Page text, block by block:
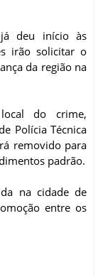
deu início às
irão solicitar o
da região na
do crime,
Polícia Técnica
removido para
padrão.
na cidade de
entre os